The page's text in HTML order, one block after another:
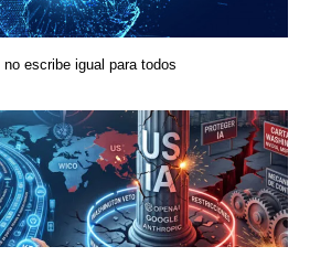
no escribe igual para todos